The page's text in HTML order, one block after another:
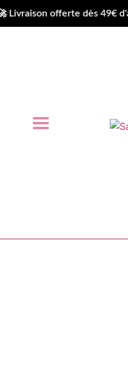
offerte dès 49€